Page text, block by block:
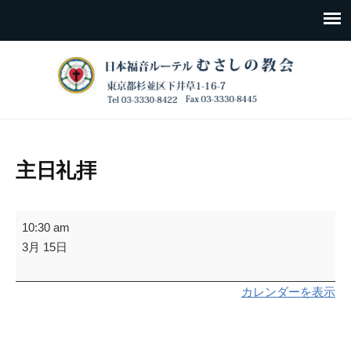
主日礼拝
主
日
拝
10:30 am
3月 15日
カレンダーを表示